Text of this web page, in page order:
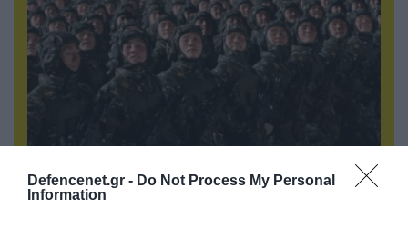
Defencenet.gr - Do Not Process My Personal
Information
08.08.2026 | 17:02
ΕΚΤΑΚΤΟ: Τρεις Μεραρχίες του